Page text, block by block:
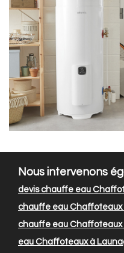
Nous intervenons
devis chauffe eau
chauffe eau Chaffoteaux
chauffe eau Chaffoteaux
eau Chaffoteaux à